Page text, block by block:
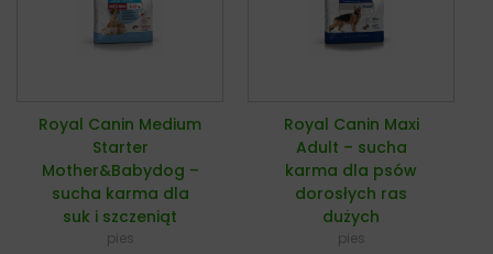
Royal Canin Medium
Starter
Mother&Babydog –
sucha karma dla
suk i szczeniąt
pies
Royal Canin Maxi
Adult – sucha
karma dla psów
dorosłych ras
dużych
pies